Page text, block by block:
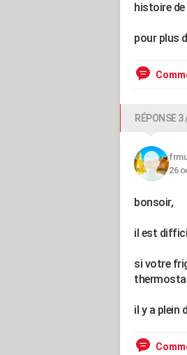
histoire de
pour plus
RÉPONSE 3
frmu
26
bonsoir,
il est
si votre
il y a plein